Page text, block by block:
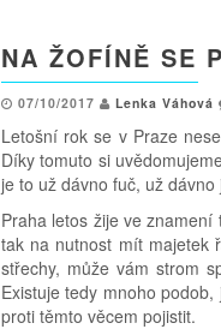
NA ŽOFÍNĚ SE
07/10/2017 Lenka Váhová
Letošní rok se v Praze
Díky tomuto si
je to už dávno fuč, už
Praha letos žije ve
tak na nutnost mít majetek
střechy, může vám strom
Existuje tedy mnoho
proti těmto věcem pojistit.